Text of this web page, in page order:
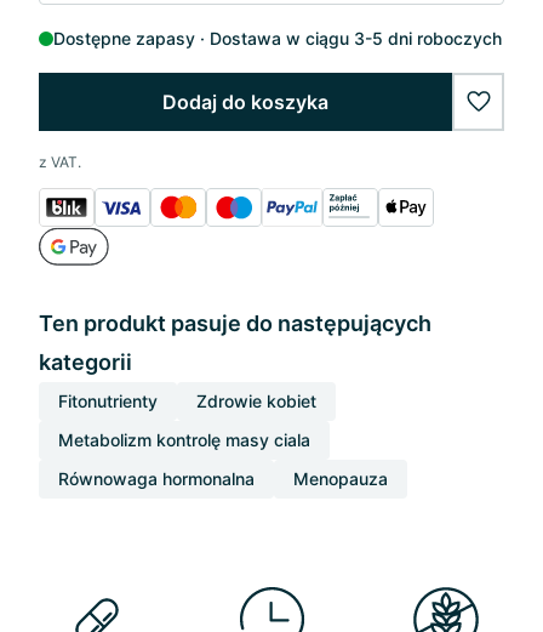
Dostępne zapasy Dostawa w ciągu 3-5 dni roboczych
Dodaj do koszyka
z VAT.
Ten produkt pasuje do następujących
kategorii
Fitonutrienty
Zdrowie kobiet
Metabolizm kontrolę masy ciala
Równowaga hormonalna
Menopauza